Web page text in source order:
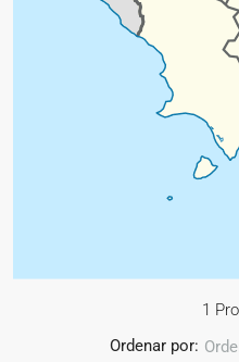
1
Ordenar por: